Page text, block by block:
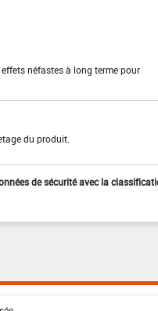
néfastes à long terme pour
du produit.
de sécurité avec la